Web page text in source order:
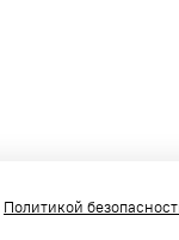
Политикой